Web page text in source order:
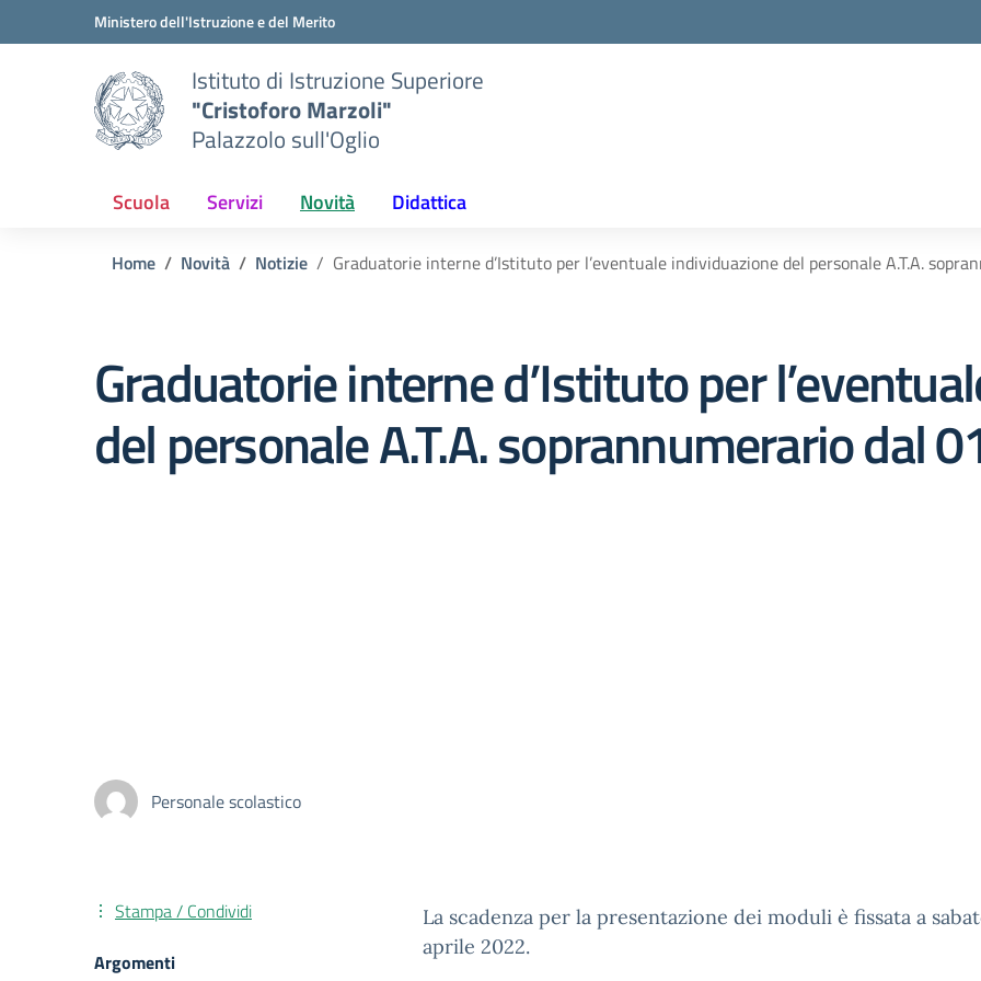
Vai ai contenuti
Vai al menu di navigazioneMinistero dell'Istruzione e del Merito
Istituto di Istruzione Superiore
"Cristoforo Marzoli"
Palazzolo sull'Oglio
Scuola Servizi Novità Didattica
Home Novità Notizie Graduatorie interne d’Istituto per l’eventuale individuazione del personale A.T.A.
Graduatorie interne d’Istituto per
del personale A.T.A. soprannumerario dal
Personale scolastico
La scadenza per la presentazione dei moduli è fissata a
aprile 2022.
Stampa / Condividi
Argomenti